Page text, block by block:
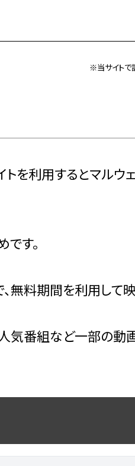
※当サイトで
を利用するとマル
す。
料期間を利用して映
番組など一部の動